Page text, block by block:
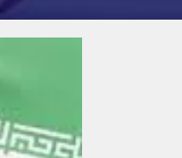
تلفن
کانال بله